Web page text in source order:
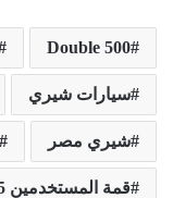
Double 500
سيارات شيري
شيري مصر
قمة المستخدمين 2025